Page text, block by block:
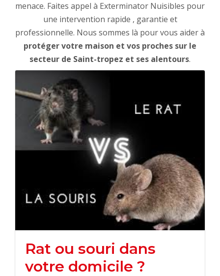
menace. Faites appel à Exterminator Nuisibles pour
une intervention rapide , garantie et
professionnelle. Nous sommes là pour vous aider à
protéger votre maison et vos proches sur le
secteur de Saint-tropez et ses alentours.
Rat ou souri dans
votre domicile ?